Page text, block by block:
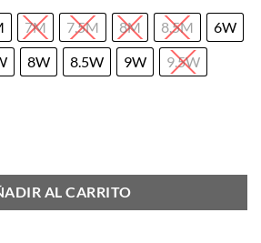
7M 7.5M 8M 8.5M
6W
8W 8.5W 9W
9.5W
AL CARRITO